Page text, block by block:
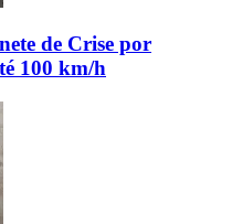
de Crise por
100 km/h